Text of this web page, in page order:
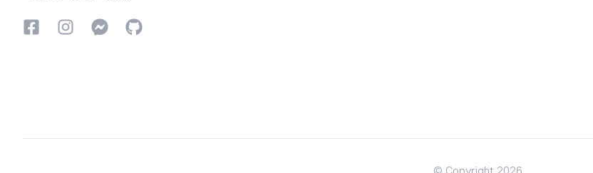
FacebookkiInstagrammiInstagrammi
GitHub
© Copyright 2026.